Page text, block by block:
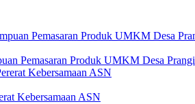
Pemasaran Produk UMKM Desa Prangi
Kebersamaan ASN